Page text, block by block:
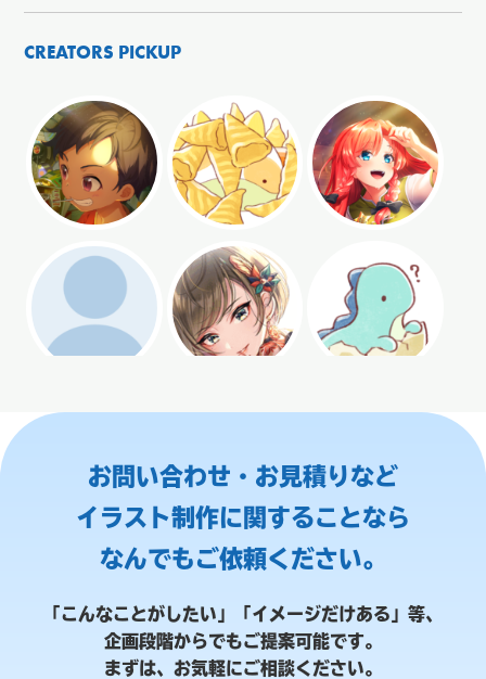
CREATORS PICKUP
お問い合わせ・お見積りなど
イラスト制作に関することなら
なんでもご依頼ください。
「こんなことがしたい」「イメージだけある」等、
企画段階からでもご提案可能です。
まずは、お気軽にご相談ください。